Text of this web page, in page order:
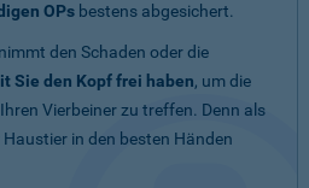
OPs bestens abgesichert.
den Schaden oder die
Sie den Kopf frei haben, um die
Vierbeiner zu treffen. Denn als
in den besten Händen